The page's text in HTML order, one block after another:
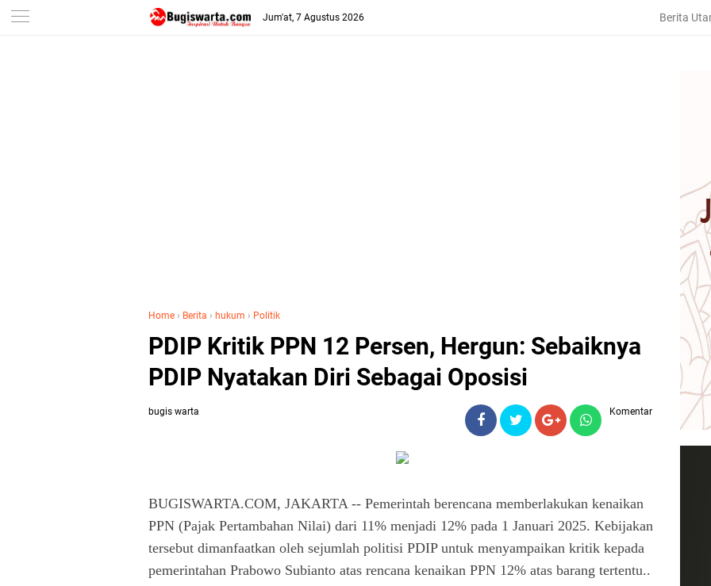
-->
Jum'at, 7 Agustus 2026 Berita
Home › Berita › hukum › Politik
PDIP Kritik PPN 12 Persen, Hergun: Sebaiknya
PDIP Nyatakan Diri Sebagai Oposisi
bugis warta Komentar
BUGISWARTA.COM, JAKARTA -- Pemerintah berencana memberlakukan kenaikan
PPN (Pajak Pertambahan Nilai) dari 11% menjadi 12% pada 1 Januari 2025. Kebijakan
tersebut dimanfaatkan oleh sejumlah politisi PDIP untuk menyampaikan kritik kepada
pemerintahan Prabowo Subianto atas rencana kenaikan PPN 12% atas barang tertentu..